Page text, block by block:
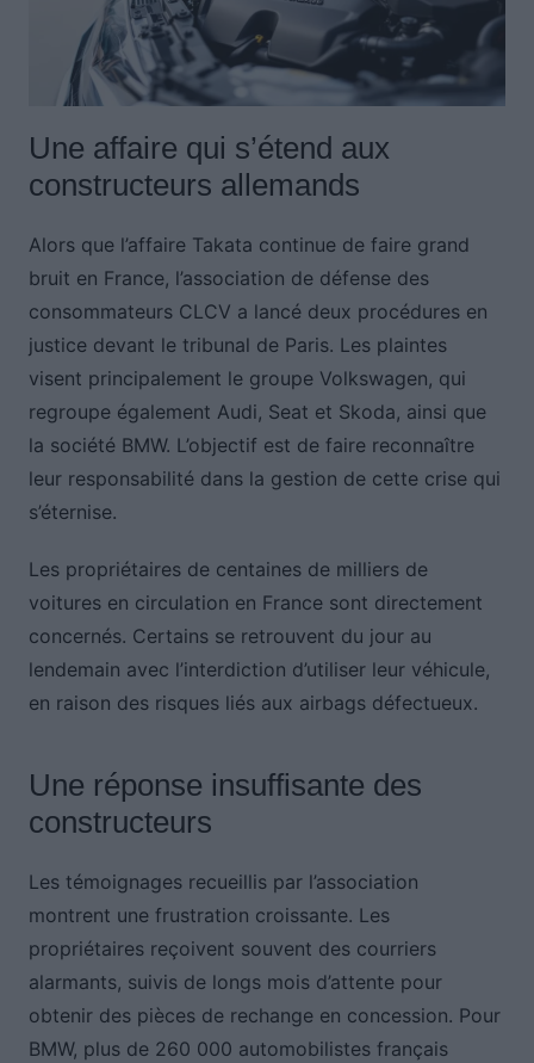
Une affaire qui s’étend aux
constructeurs allemands
Alors que l’affaire Takata continue de faire grand
bruit en France, l’association de défense des
consommateurs CLCV a lancé deux procédures en
justice devant le tribunal de Paris. Les plaintes
visent principalement le groupe Volkswagen, qui
regroupe également Audi, Seat et Skoda, ainsi que
la société BMW. L’objectif est de faire reconnaître
leur responsabilité dans la gestion de cette crise qui
s’éternise.
Les propriétaires de centaines de milliers de
voitures en circulation en France sont directement
concernés. Certains se retrouvent du jour au
lendemain avec l’interdiction d’utiliser leur véhicule,
en raison des risques liés aux airbags défectueux.
Une réponse insuffisante des
constructeurs
Les témoignages recueillis par l’association
montrent une frustration croissante. Les
propriétaires reçoivent souvent des courriers
alarmants, suivis de longs mois d’attente pour
obtenir des pièces de rechange en concession. Pour
BMW, plus de 260 000 automobilistes français